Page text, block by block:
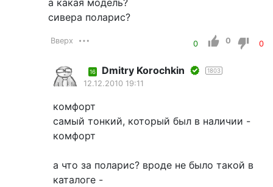
а какая модель?
сивера поларис?
Вверх 0 0 0
16 Dmitry Korochkin 1803
12.12.2010 19:11
комфорт
самый тонкий, который был в наличии -
комфорт
а что за поларис? вроде не было такой в
каталоге -